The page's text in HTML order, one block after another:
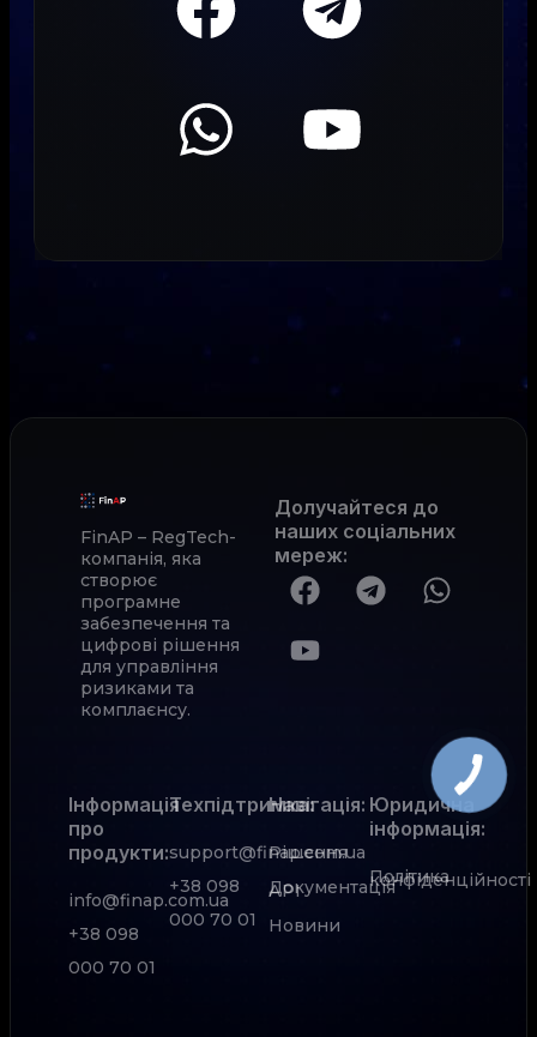
FinAP – RegTech-
компанія, яка
створює
програмне
забезпечення та
цифрові рішення
для управління
ризиками та
комплаєнсу.
Долучайтеся до
наших соціальних
мереж:
Інформація
про
продукти:
info@finap.com.ua
+38 098
000 70 01
Техпідтримка:
support@finap.com.ua
+38 098
000 70 01
Рішення
Документація
АРІ
Новини
Навігація: Юридична
інформація:
Політика
конфіденційності